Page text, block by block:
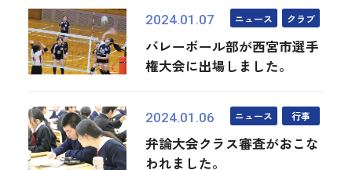
2024.01.07 ニュース クラブ
バレーボール部が西宮市選手
権大会に出場しました。
2024.01.06 ニュース 行事
弁論大会クラス審査がおこな
われました。